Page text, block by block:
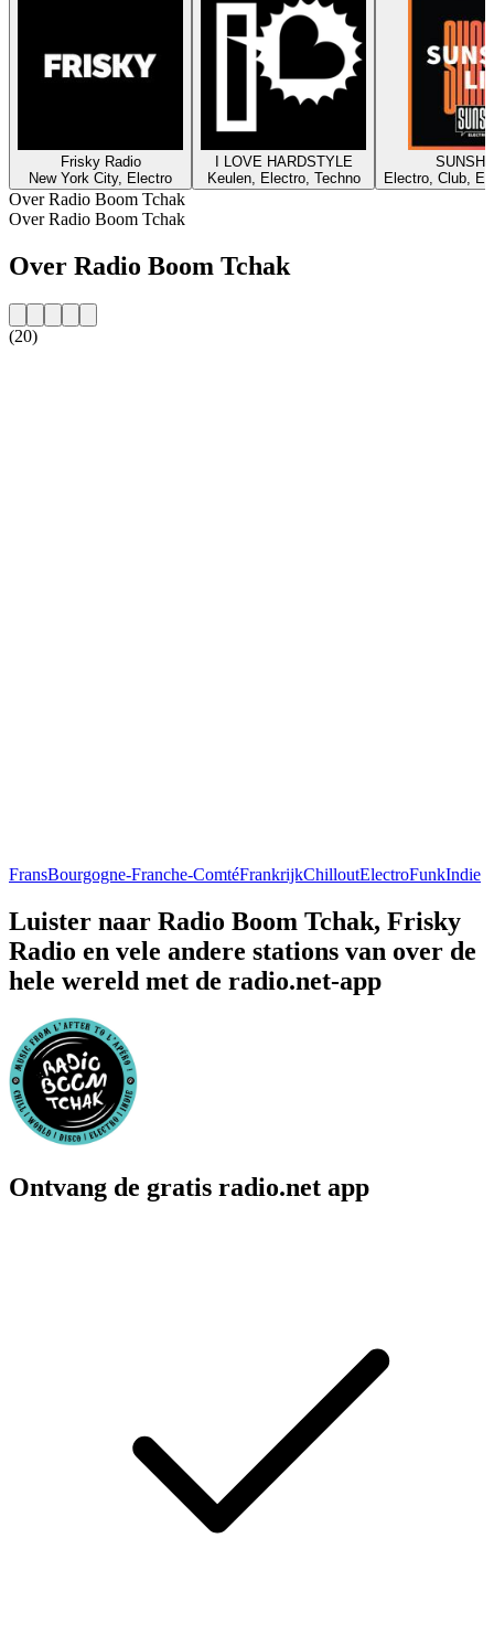
Frisky Radio
New York City, Electro
I LOVE HARDSTYLE
Keulen, Electro, Techno
Electro, Club,
Over Radio Boom Tchak
Over Radio Boom Tchak
Over Radio Boom Tchak
(20)
FransBourgogne-Franche-ComtéFrankrijkChilloutElectroFunkIndie
Luister naar Radio Boom Tchak, Frisky
Radio en vele andere stations van over de
hele wereld met de radio.net-app
Ontvang de gratis radio.net app